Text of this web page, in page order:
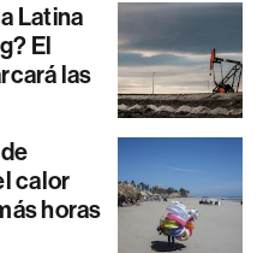
Latina
El
las
calor
horas